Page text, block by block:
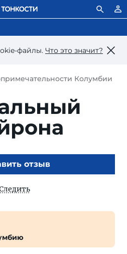
файлы. Что это значит?
Колумбии
отзыв